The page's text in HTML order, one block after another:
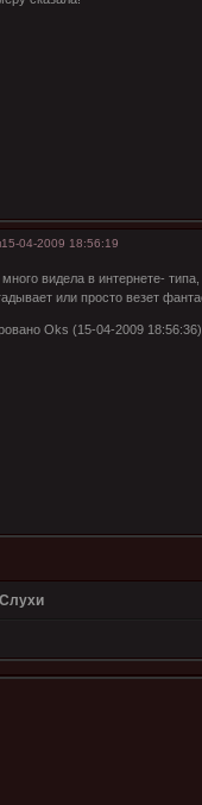
15-04-2009 18:56:19
видела в интернете-
или просто везет
Oks (15-04-2009 18:56:36)
Слухи